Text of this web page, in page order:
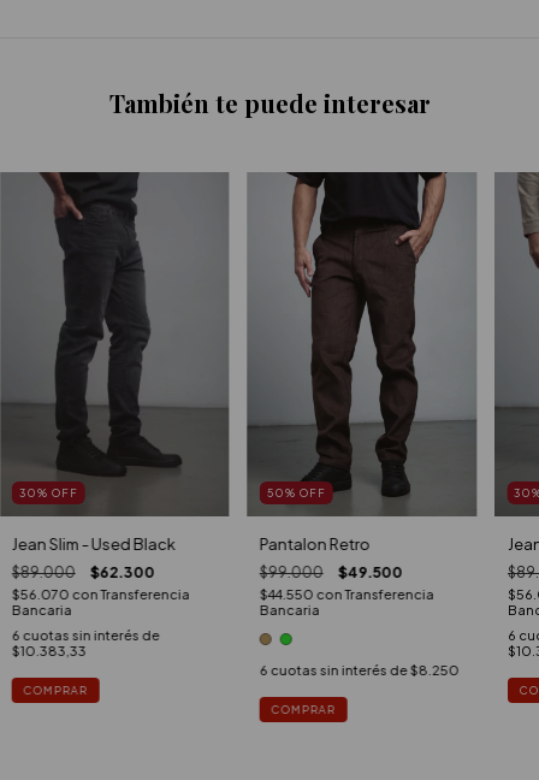
También te puede interesar
30% OFF
Jean Slim - Used Black
$89.000 $62.300
$56.070 con Transferencia
Bancaria
6 cuotas sin interés de
$10.383,33
COMPRAR
50% OFF
Pantalon Retro
$99.000 $49.500
$44.550 con Transferencia
Bancaria
6 cuotas sin interés de$8.250
COMPRAR
30
6